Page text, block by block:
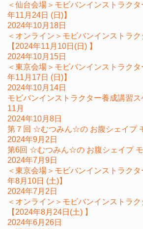
＜仙台会場＞モビバンインストラク
年11月24日 (日)】
2024年10月18日
＜オンライン＞モビバンインストラ
【2024年11月10日(日) 】
2024年10月15日
＜東京会場＞モビバンインストラク
年11月17日 (日)】
2024年10月14日
モビバンインストラクター養成講習
11月
2024年10月8日
第７回 ☆むつみん☆の お腹シェイプ
2024年9月2日
第6回 ☆むつみん☆の お腹シェイプ
2024年7月9日
＜東京会場＞モビバンインストラク
年8月10日 (土)】
2024年7月2日
＜オンライン＞モビバンインストラ
【2024年8月24日(土) 】
2024年6月26日